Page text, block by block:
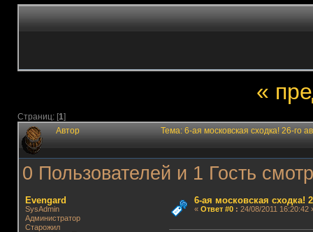
«
Страниц: [1]
Автор Тема: 6-ая московская сходка! 26-го
0 Пользователей и 1 Гость
Evengard
SysAdmin
Администратор
Старожил
6-ая московская сходка!
« Ответ #0: 24/08/2011 16:20:42